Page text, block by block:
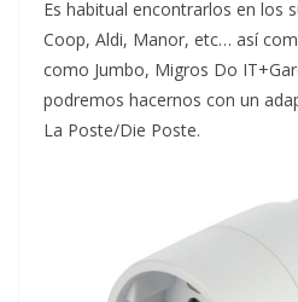
Es habitual encontrarlos en los
Coop, Aldi, Manor, etc… así
como Jumbo, Migros Do
podremos hacernos con un
La Poste/Die Poste.